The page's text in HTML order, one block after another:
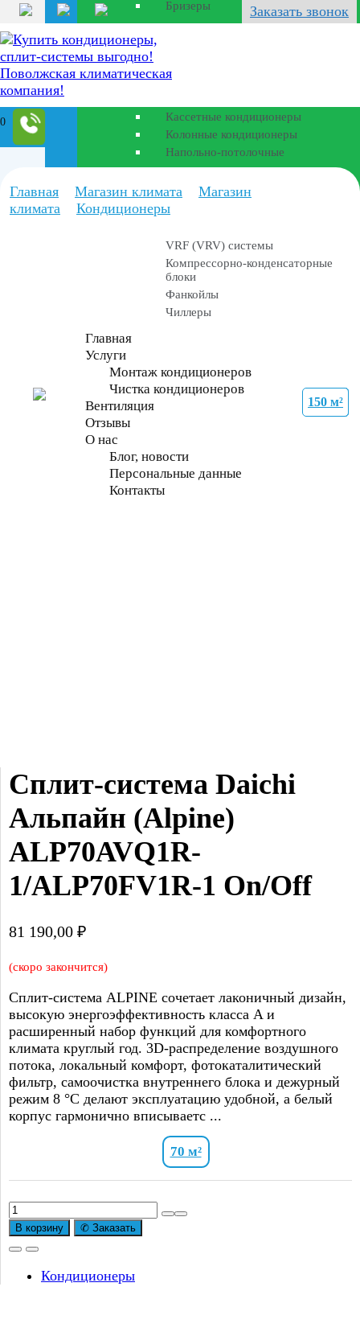
Заказать звонок
0
Бризеры
Полупромышленные
кондиционеры
Кассетные кондиционеры
Колонные кондиционеры
Напольно-потолочные
Промышленные
установки
VRF (VRV) системы
Компрессорно-конденсаторные
блоки
Фанкойлы
Чиллеры
Главная
Услуги
Монтаж кондиционеров
Чистка кондиционеров
Вентиляция
Отзывы
О нас
Блог, новости
Персональные данные
Контакты
Главная Магазин климата
Магазин
климата
Кондиционеры
Сплит-система Daichi
Альпайн (Alpine)
ALP70AVQ1R-
1/ALP70FV1R-1 On/Off
81 190,00 ₽
(скоро закончится)
Сплит-система ALPINE сочетает лаконичный дизайн,
высокую энергоэффективность класса A и
расширенный набор функций для комфортного
климата круглый год. 3D-распределение воздушного
потока, локальный комфорт, фотокаталитический
фильтр, самоочистка внутреннего блока и дежурный
режим 8 °C делают эксплуатацию удобной, а белый
корпус гармонично вписываетс ...
70 м²
В корзину ✆ Заказать
Кондиционеры
27 м²
35 м²
21 м²
27 м²
70 м²
70 м²
70 м²
150 м²